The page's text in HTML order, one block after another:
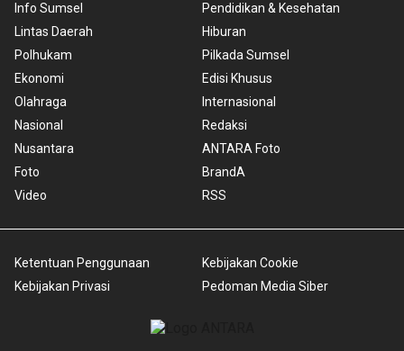
Info Sumsel
Lintas Daerah
Polhukam
Ekonomi
Olahraga
Nasional
Nusantara
Foto
Video
Pendidikan & Kesehatan
Hiburan
Pilkada Sumsel
Edisi Khusus
Internasional
Redaksi
ANTARA Foto
BrandA
RSS
Ketentuan Penggunaan
Kebijakan Privasi
Kebijakan Cookie
Pedoman Media Siber